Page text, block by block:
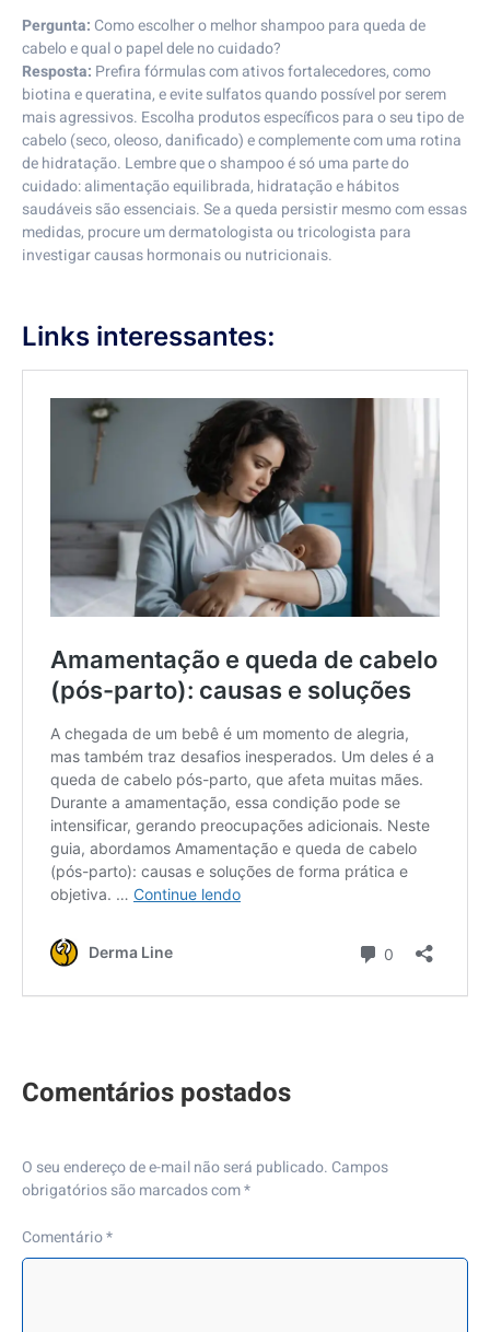
Pergunta: Como escolher o melhor shampoo para queda de
cabelo e qual o papel dele no cuidado?
Resposta: Prefira fórmulas com ativos fortalecedores, como
biotina e queratina, e evite sulfatos quando possível por serem
mais agressivos. Escolha produtos específicos para o seu tipo de
cabelo (seco, oleoso, danificado) e complemente com uma rotina
de hidratação. Lembre que o shampoo é só uma parte do
cuidado: alimentação equilibrada, hidratação e hábitos
saudáveis são essenciais. Se a queda persistir mesmo com essas
medidas, procure um dermatologista ou tricologista para
investigar causas hormonais ou nutricionais.
Links interessantes:
O seu endereço de e-mail não será publicado. Campos
obrigatórios são marcados com*
Comentário*